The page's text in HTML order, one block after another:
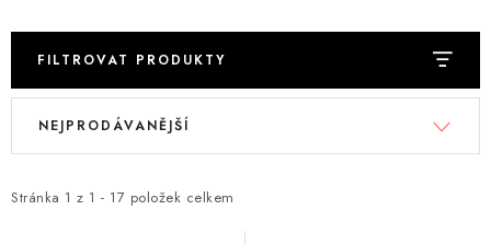
FILTROVAT PRODUKTY
V
i
Stránka 1 z 1 - 17 položek celkem
Ř
e
NEJPRODÁVANĚJŠÍ